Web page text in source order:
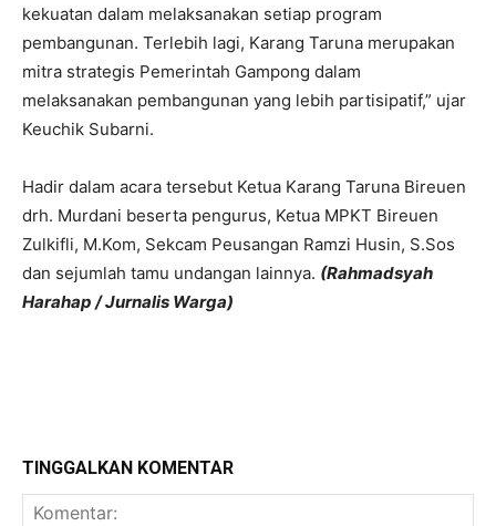
kekuatan dalam melaksanakan setiap program
pembangunan. Terlebih lagi, Karang Taruna merupakan
mitra strategis Pemerintah Gampong dalam
melaksanakan pembangunan yang lebih partisipatif,” ujar
Keuchik Subarni.
Hadir dalam acara tersebut Ketua Karang Taruna Bireuen
drh. Murdani beserta pengurus, Ketua MPKT Bireuen
Zulkifli, M.Kom, Sekcam Peusangan Ramzi Husin, S.Sos
dan sejumlah tamu undangan lainnya. (Rahmadsyah
Harahap / Jurnalis Warga)
TINGGALKAN KOMENTAR